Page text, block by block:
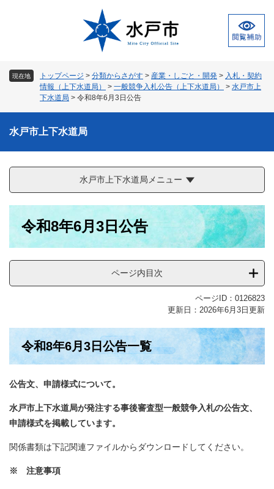
現在地 トップページ > 分類からさがす > 産業・しごと・開発 > 入札・契約
情報（上下水道局）
> 一般競争入札公告（上下水道局） > 水戸市上
下水道局 > 令和8年6月3日公告
水戸市上下水道局
水戸市上下水道局メニュー
令和8年6月3日公告
ページ内目次
ページID：0126823
更新日：2026年6月3日更新
​令和8年6月3日公告一覧
公告文、申請様式について。
水戸市上下水道局が発注する事後審査型一般競争入札の公告文、
申請様式を掲載しています。
関係書類は下記関連ファイルからダウンロードしてください。
※ 注意事項